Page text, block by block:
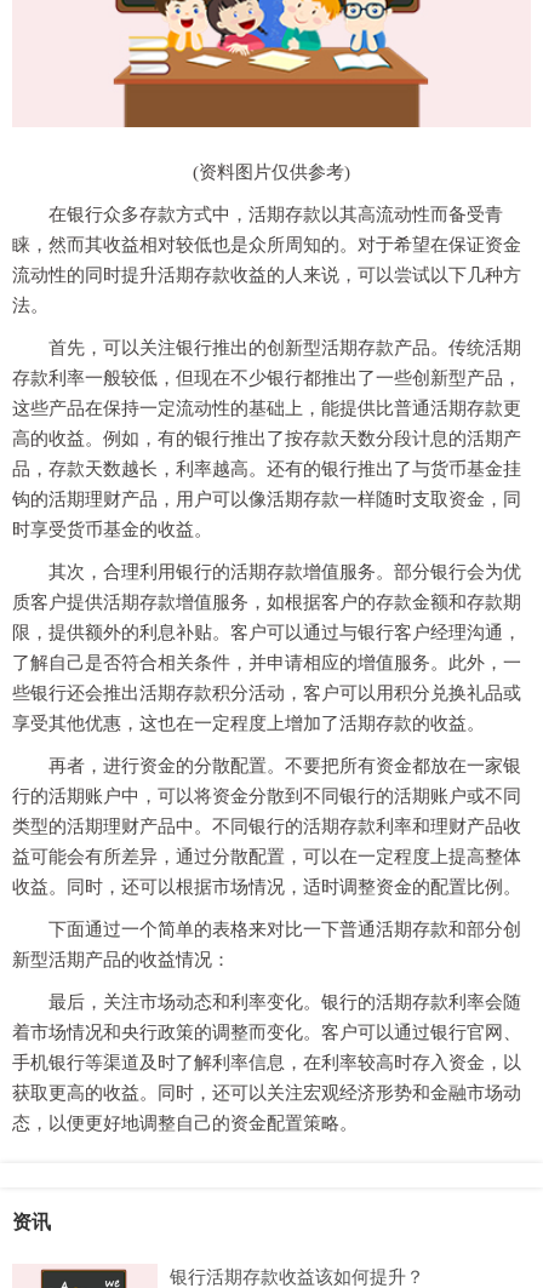
(资料图片仅供参考)
在银行众多存款方式中，活期存款以其高流动性而备受青
睐，然而其收益相对较低也是众所周知的。对于希望在保证资金
流动性的同时提升活期存款收益的人来说，可以尝试以下几种方
法。
首先，可以关注银行推出的创新型活期存款产品。传统活期
存款利率一般较低，但现在不少银行都推出了一些创新型产品，
这些产品在保持一定流动性的基础上，能提供比普通活期存款更
高的收益。例如，有的银行推出了按存款天数分段计息的活期产
品，存款天数越长，利率越高。还有的银行推出了与货币基金挂
钩的活期理财产品，用户可以像活期存款一样随时支取资金，同
时享受货币基金的收益。
其次，合理利用银行的活期存款增值服务。部分银行会为优
质客户提供活期存款增值服务，如根据客户的存款金额和存款期
限，提供额外的利息补贴。客户可以通过与银行客户经理沟通，
了解自己是否符合相关条件，并申请相应的增值服务。此外，一
些银行还会推出活期存款积分活动，客户可以用积分兑换礼品或
享受其他优惠，这也在一定程度上增加了活期存款的收益。
再者，进行资金的分散配置。不要把所有资金都放在一家银
行的活期账户中，可以将资金分散到不同银行的活期账户或不同
类型的活期理财产品中。不同银行的活期存款利率和理财产品收
益可能会有所差异，通过分散配置，可以在一定程度上提高整体
收益。同时，还可以根据市场情况，适时调整资金的配置比例。
下面通过一个简单的表格来对比一下普通活期存款和部分创
新型活期产品的收益情况：
最后，关注市场动态和利率变化。银行的活期存款利率会随
着市场情况和央行政策的调整而变化。客户可以通过银行官网、
手机银行等渠道及时了解利率信息，在利率较高时存入资金，以
获取更高的收益。同时，还可以关注宏观经济形势和金融市场动
态，以便更好地调整自己的资金配置策略。
资讯
银行活期存款收益该如何提升？